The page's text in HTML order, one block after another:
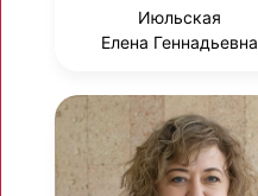
Июльская
Елена Геннадьевна